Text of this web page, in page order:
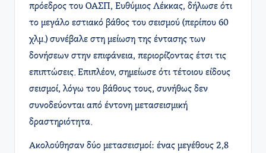
— 112 Greece (@112Greece)May 13, 2025
πρόεδρος του ΟΑΣΠ, Ευθύμιος Λέκκας, δήλωσε ότι
το μεγάλο εστιακό βάθος του σεισμού (περίπου 60
χλμ.) συνέβαλε στη μείωση της έντασης των
δονήσεων στην επιφάνεια, περιορίζοντας έτσι τις
επιπτώσεις. Επιπλέον, σημείωσε ότι τέτοιου είδους
σεισμοί, λόγω του βάθους τους, συνήθως δεν
συνοδεύονται από έντονη μετασεισμική
δραστηριότητα.
Ακολούθησαν δύο μετασεισμοί: ένας μεγέθους 2,8